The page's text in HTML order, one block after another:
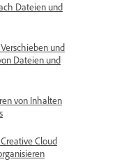
Dateien und
und
Dateien und
von Inhalten
Cloud